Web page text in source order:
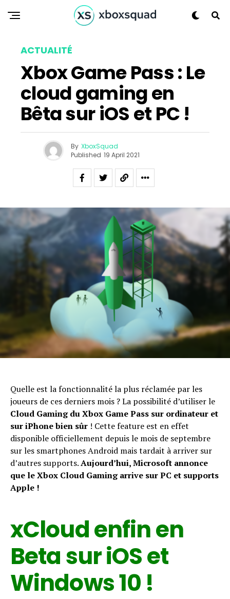
ACTUALITÉ
Xbox Game Pass : Le
cloud gaming en
Bêta sur iOS et PC !
By XboxSquad
Published 19 April 2021
Quelle est la fonctionnalité la plus réclamée par les
joueurs de ces derniers mois ? La possibilité d’utiliser le
Cloud Gaming du Xbox Game Pass sur ordinateur et
sur iPhone bien sûr ! Cette feature est en effet
disponible officiellement depuis le mois de septembre
sur les smartphones Android mais tardait à arriver sur
d’autres supports.Aujourd’hui, Microsoft annonce
que le Xbox Cloud Gaming arrive sur PC et supports
Apple !
xCloud enfin en
Beta sur iOS et
Windows 10 !